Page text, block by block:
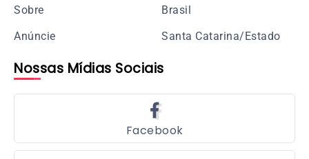
Sobre
Anúncie
Brasil
Santa Catarina/Estado
Nossas Mídias Sociais
Facebook